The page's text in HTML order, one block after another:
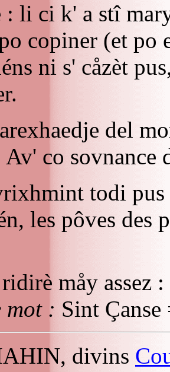
: li ci k' a stî
copiner (et po
ni s' cåzèt
del
Av' co sovnance
todi
les pôves des
måy assez
mot : Sint Çanse
divins